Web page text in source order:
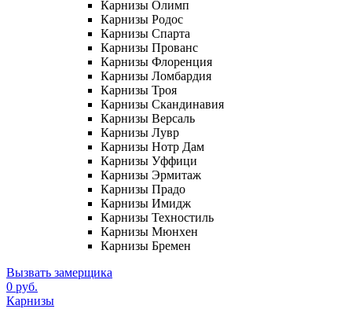
Карнизы Олимп
Карнизы Родос
Карнизы Спарта
Карнизы Прованс
Карнизы Флоренция
Карнизы Ломбардия
Карнизы Троя
Карнизы Скандинавия
Карнизы Версаль
Карнизы Лувр
Карнизы Нотр Дам
Карнизы Уффици
Карнизы Эрмитаж
Карнизы Прадо
Карнизы Имидж
Карнизы Техностиль
Карнизы Мюнхен
Карнизы Бремен
Вызвать замерщика
0 руб.
Карнизы